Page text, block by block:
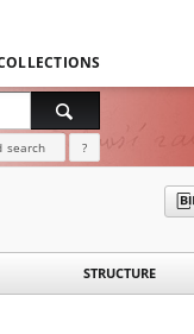
search ?
STRUCTURE